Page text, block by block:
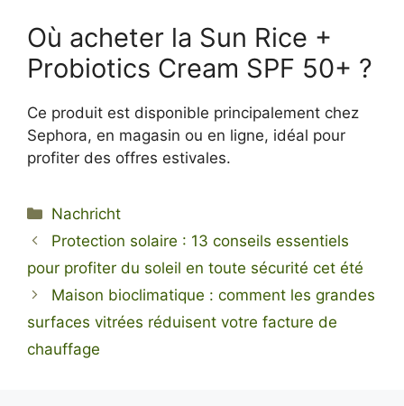
Où acheter la Sun Rice +
Probiotics Cream SPF 50+ ?
Ce produit est disponible principalement chez
Sephora, en magasin ou en ligne, idéal pour
profiter des offres estivales.
Kategorien
Nachricht
Protection solaire : 13 conseils essentiels
pour profiter du soleil en toute sécurité cet été
Maison bioclimatique : comment les grandes
surfaces vitrées réduisent votre facture de
chauffage